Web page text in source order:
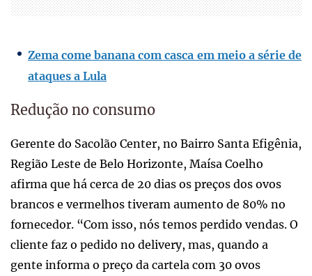
Zema come banana com casca em meio a série de
ataques a Lula
Redução no consumo
Gerente do Sacolão Center, no Bairro Santa Efigênia,
Região Leste de Belo Horizonte, Maísa Coelho
afirma que há cerca de 20 dias os preços dos ovos
brancos e vermelhos tiveram aumento de 80% no
fornecedor. “Com isso, nós temos perdido vendas. O
cliente faz o pedido no delivery, mas, quando a
gente informa o preço da cartela com 30 ovos